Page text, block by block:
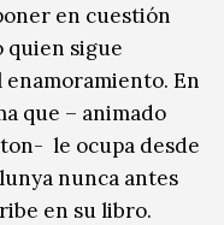
en cuestión
quien sigue
enamoramiento. En
que – animado
le ocupa desde
nunca antes
en su libro.